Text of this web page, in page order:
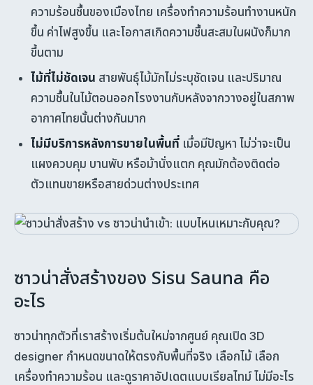
ความร้อนชื้นของเมืองไทย เครื่องทำความร้อนทำงานหนัก
ขึ้น ค่าไฟสูงขึ้น และโอกาสเกิดความชื้นสะสมในผนังก็มาก
ขึ้นตาม
ไม้ที่ไม่ชัดเจน สายพันธุ์ไม้มักไม่ระบุชัดเจน และปริมาณ
ความชื้นในไม้ตอนออกโรงงานกับหลังจากวางอยู่ในสภาพ
อากาศไทยนั้นต่างกันมาก
ไม่มีบริการหลังการขายในพื้นที่เมื่อมีปัญหา ไม่ว่าจะเป็น
แผงควบคุม บานพับ หรือม้านั่งแตก คุณมักต้องติดต่อ
ตัวแทนขายหรือสายด่วนต่างประเทศ
ซาวน่าสั่งสร้างของ Sisu Sauna คือ
อะไร
ซาวน่าทุกตัวที่เราสร้างเริ่มต้นใหม่จากศูนย์ คุณเปิด 3D
designer กำหนดขนาดให้ตรงกับพื้นที่จริง เลือกไม้ เลือก
เครื่องทำความร้อน และดูราคาอัปเดตแบบเรียลไทม์ ไม่มีอะไร